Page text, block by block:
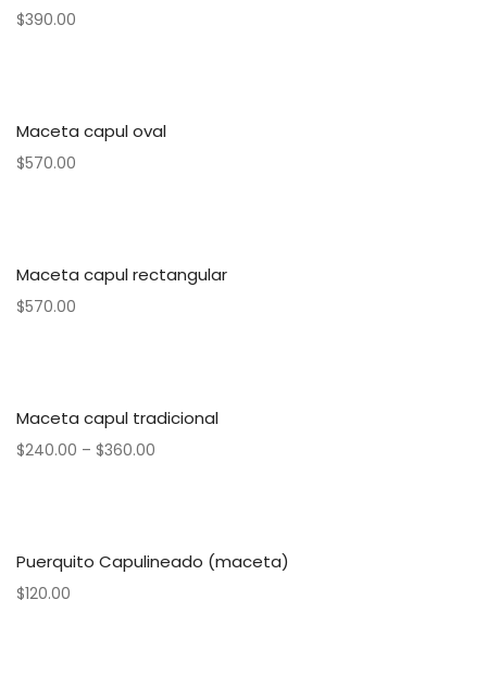
$390.00
Maceta capul oval
$570.00
Maceta capul rectangular
$570.00
Maceta capul tradicional
$240.00 – $360.00
Puerquito Capulineado (maceta)
$120.00